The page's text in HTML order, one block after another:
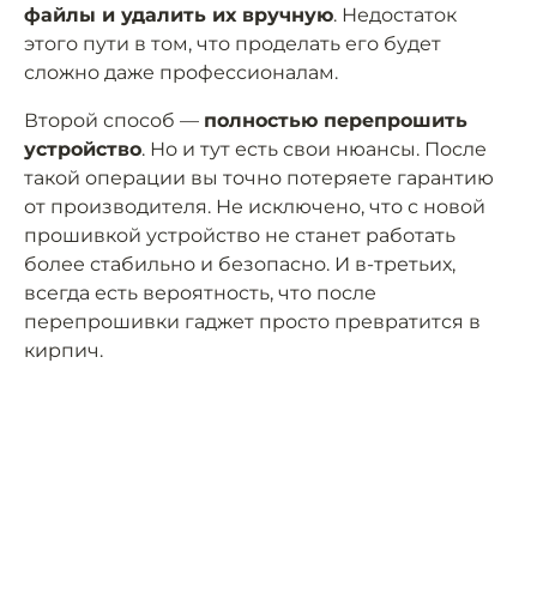
файлы и удалить их вручную. Недостаток
этого пути в том, что проделать его будет
сложно даже профессионалам.
Второй способ — полностью перепрошить
устройство. Но и тут есть свои нюансы. После
такой операции вы точно потеряете гарантию
от производителя. Не исключено, что с новой
прошивкой устройство не станет работать
более стабильно и безопасно. И в-третьих,
всегда есть вероятность, что после
перепрошивки гаджет просто превратится в
кирпич.